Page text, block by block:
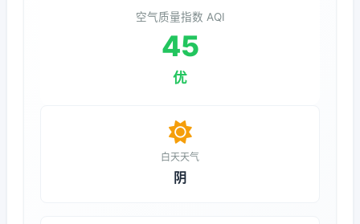
空气质量指数 AQI
45
优
白天天气
阴